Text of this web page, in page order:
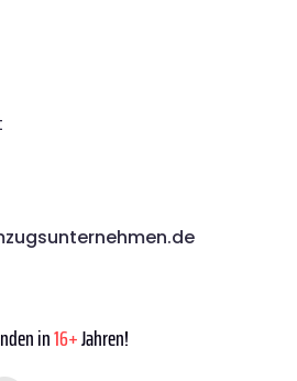
in16+Jahren!